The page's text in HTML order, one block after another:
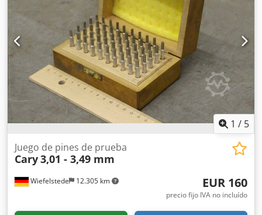
1 / 5
Wiefelstede 12.305 km
Juego de pines de prueba
Cary3,01 - 3,49 mm
EUR 160
precio fijo IVA no incluído